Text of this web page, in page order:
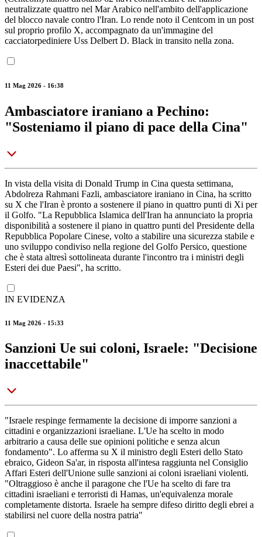
neutralizzate quattro nel Mar Arabico nell'ambito dell'applicazione
del blocco navale contro l'Iran. Lo rende noto il Centcom in un post
sul proprio profilo X, accompagnato da un'immagine del
cacciatorpediniere Uss Delbert D. Black in transito nella zona.
11 Mag 2026 - 16:38
Ambasciatore iraniano a Pechino:
"Sosteniamo il piano di pace della Cina"
In vista della visita di Donald Trump in Cina questa settimana,
Abdolreza Rahmani Fazli, ambasciatore iraniano in Cina, ha scritto
su X che l'Iran è pronto a sostenere il piano in quattro punti di Xi per
il Golfo. "La Repubblica Islamica dell'Iran ha annunciato la propria
disponibilità a sostenere il piano in quattro punti del Presidente della
Repubblica Popolare Cinese, volto a stabilire una sicurezza stabile e
uno sviluppo condiviso nella regione del Golfo Persico, questione
che è stata altresì sottolineata durante l'incontro tra i ministri degli
Esteri dei due Paesi", ha scritto.
IN EVIDENZA
11 Mag 2026 - 15:33
Sanzioni Ue sui coloni, Israele: "Decisione
inaccettabile"
"Israele respinge fermamente la decisione di imporre sanzioni a
cittadini e organizzazioni israeliane. L'Ue ha scelto in modo
arbitrario a causa delle sue opinioni politiche e senza alcun
fondamento". Lo afferma su X il ministro degli Esteri dello Stato
ebraico, Gideon Sa'ar, in risposta all'intesa raggiunta nel Consiglio
Affari Esteri dell'Unione sulle sanzioni ai coloni israeliani violenti.
"Oltraggioso è anche il paragone che l'Ue ha scelto di fare tra
cittadini israeliani e terroristi di Hamas, un'equivalenza morale
completamente distorta. Israele ha sempre difeso diritto degli ebrei a
stabilirsi nel cuore della nostra patria"